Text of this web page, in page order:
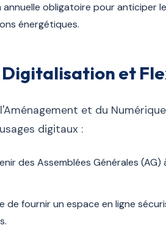
obligatoire pour anticiper le
énergétiques.
Digitalisation et
et du
digitaux :
des Assemblées Générales
de fournir un espace en ligne